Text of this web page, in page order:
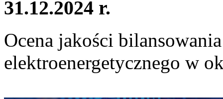
31.12.2024 r.
Ocena jakości
elektroenergetycznego w